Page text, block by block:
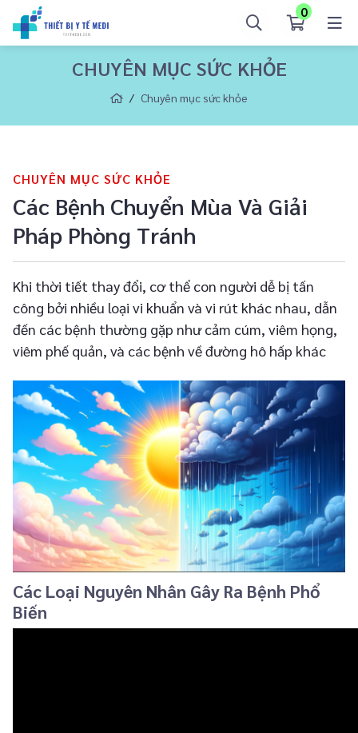
0
CHUYÊN MỤC SỨC KHỎE
Chuyên mục sức khỏe
CHUYÊN MỤC SỨC KHỎE
Các Bệnh Chuyển Mùa Và Giải
Pháp Phòng Tránh
Khi thời tiết thay đổi, cơ thể con người dễ bị tấn
công bởi nhiều loại vi khuẩn và vi rút khác nhau, dẫn
đến các bệnh thường gặp như cảm cúm, viêm họng,
viêm phế quản, và các bệnh về đường hô hấp khác
Các Loại Nguyên Nhân Gây Ra Bệnh Phổ
Biến